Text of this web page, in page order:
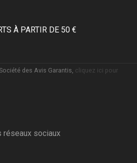
À PARTIR DE 50 €
des Avis Garantis, cliquez ici pour
réseaux sociaux